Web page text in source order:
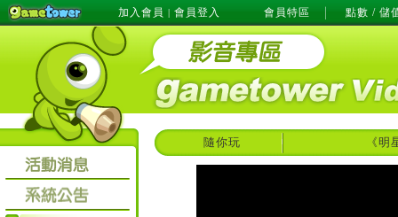
加入會員 | 會員登入 會員特區 點數 / 儲
隨你玩 《